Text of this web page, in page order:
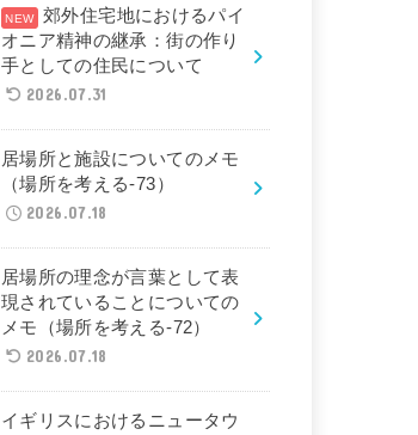
郊外住宅地におけるパイ
オニア精神の継承：街の作り
手としての住民について
2026.07.31
居場所と施設についてのメモ
（場所を考える-73）
2026.07.18
居場所の理念が言葉として表
現されていることについての
メモ（場所を考える-72）
2026.07.18
イギリスにおけるニュータウ